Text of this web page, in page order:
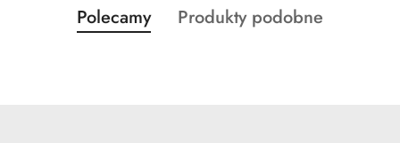
Pomiń karuzelę produktów
Produkty
o
Polecamy
Produkty
Produkty podobne